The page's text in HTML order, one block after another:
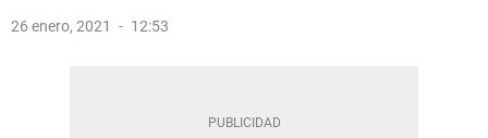
26 enero, 2021 12:53